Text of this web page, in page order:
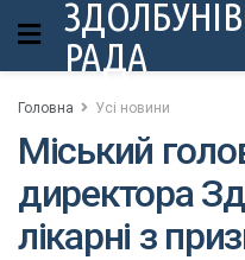
РАДА
Головна Усі новини
Міський
директора
лікарні з